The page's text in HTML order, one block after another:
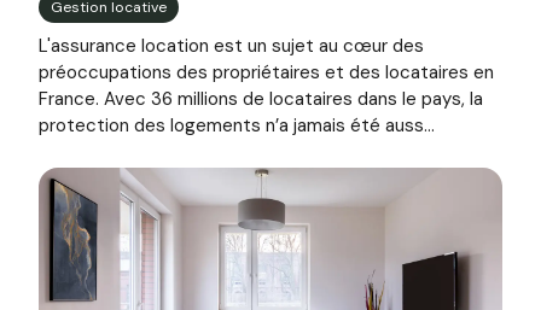
Gestion locative
L'assurance location est un sujet au cœur des
préoccupations des propriétaires et des locataires en
France. Avec 36 millions de locataires dans le pays, la
protection des logements n’a jamais été auss...